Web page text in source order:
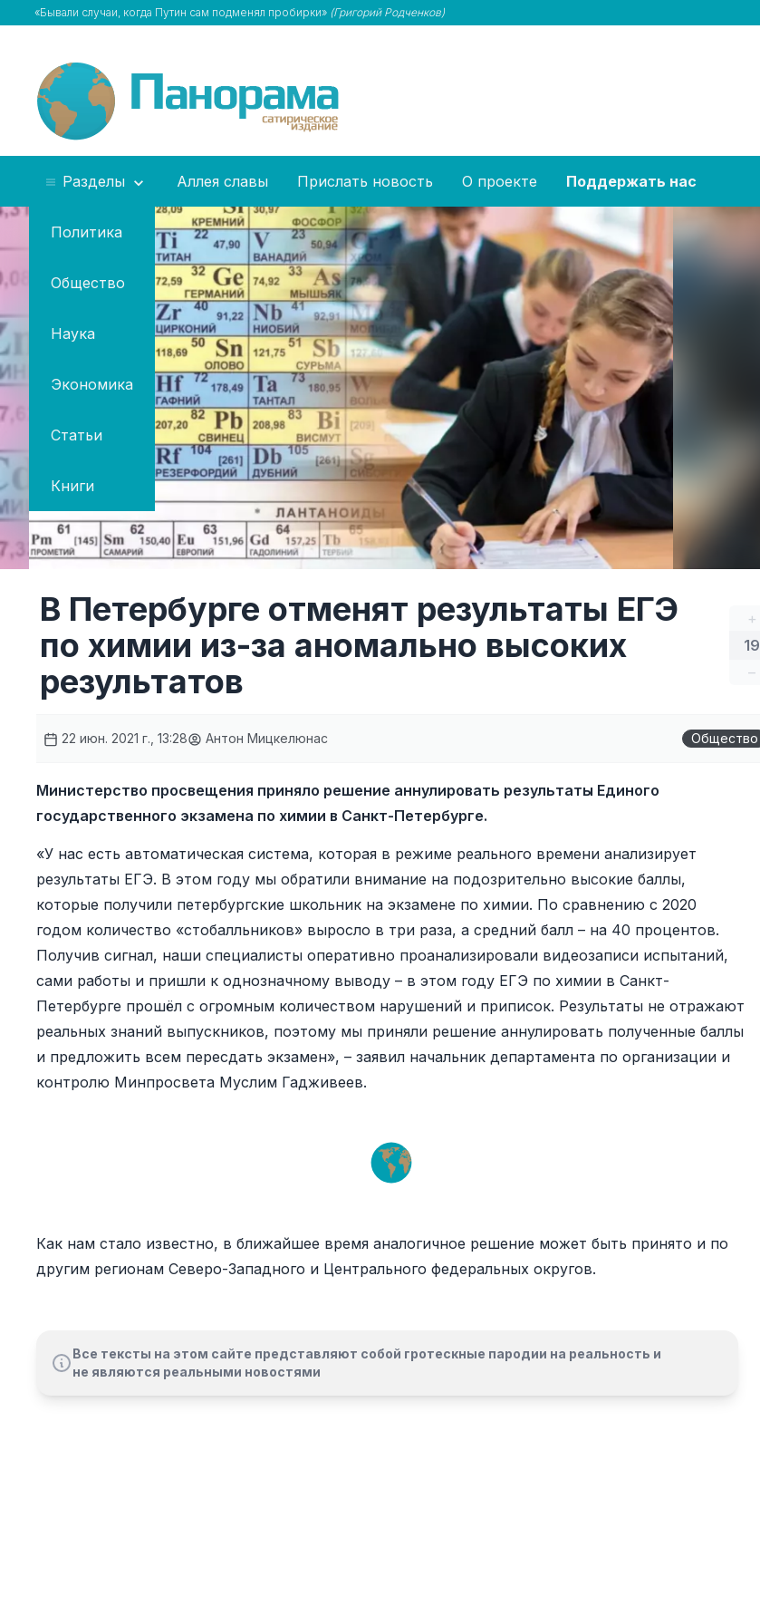
«Бывали случаи, когда Путин сам подменял пробирки» (Григорий Родченков)
Разделы
Политика
Общество
Наука
Экономика
Статьи
Книги
Аллея славы Прислать новость О проекте Поддержать нас
+
19
–
В Петербурге отменят результаты ЕГЭ
по химии из-за аномально высоких
результатов
22 июн. 2021 г., 13:28 Антон Мицкелюнас Общество
Министерство просвещения приняло решение аннулировать результаты Единого
государственного экзамена по химии в Санкт-Петербурге.
«У нас есть автоматическая система, которая в режиме реального времени анализирует
результаты ЕГЭ. В этом году мы обратили внимание на подозрительно высокие баллы,
которые получили петербургские школьник на экзамене по химии. По сравнению с 2020
годом количество «стобалльников» выросло в три раза, а средний балл – на 40 процентов.
Получив сигнал, наши специалисты оперативно проанализировали видеозаписи испытаний,
сами работы и пришли к однозначному выводу – в этом году ЕГЭ по химии в Санкт-
Петербурге прошёл с огромным количеством нарушений и приписок. Результаты не отражают
реальных знаний выпускников, поэтому мы приняли решение аннулировать полученные баллы
и предложить всем пересдать экзамен», – заявил начальник департамента по организации и
контролю Минпросвета Муслим Гадживеев.
Как нам стало известно, в ближайшее время аналогичное решение может быть принято и по
другим регионам Северо-Западного и Центрального федеральных округов.
Все тексты на этом сайте представляют собой гротескные пародии на реальность и
не являются реальными новостями